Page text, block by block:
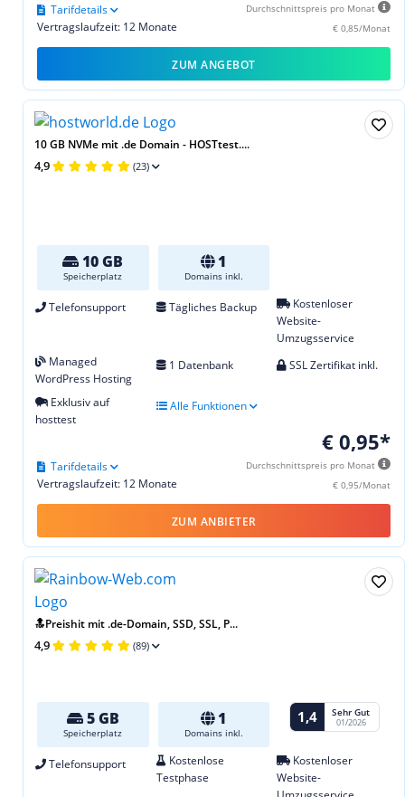
Durchschnittspreis pro Monat
€ 0,85/Monat
Vertragslaufzeit: 12 Monate
Tarifdetails
ZUM ANGEBOT
10 GB NVMe mit .de Domain - HOSTtest....
4,9 (23)
10 GB
Speicherplatz
1
Domains inkl.
Telefonsupport Tägliches Backup
Kostenloser
Website-
Umzugsservice
Managed
WordPress Hosting
1 Datenbank SSL Zertifikat inkl.
Exklusiv auf
hosttest
Alle Funktionen
€ 0,95*
Durchschnittspreis pro Monat
€ 0,95/Monat
Vertragslaufzeit: 12 Monate
Tarifdetails
ZUM ANBIETER
🔝Preishit mit .de-Domain, SSD, SSL, P...
4,9 (89)
5 GB
Speicherplatz
1
Domains inkl.
1,4 Sehr Gut
01/2026
Telefonsupport
Kostenlose
Testphase
Kostenloser
Website-